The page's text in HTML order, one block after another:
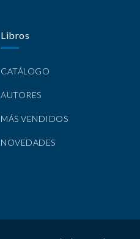
Libros
CATÁLOGO
AUTORES
MÁS VENDIDOS
NOVEDADES